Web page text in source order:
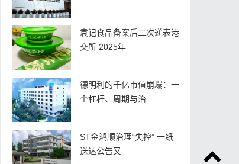
袁记食品备案后二次递表港
交所 2025年
德明利的千亿市值崩塌：一
个杠杆、周期与治
ST金鸿顺治理“失控” 一纸
送达公告又